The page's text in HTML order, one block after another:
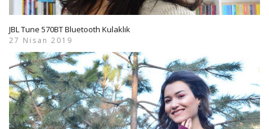
JBL Tune 570BT Bluetooth Kulaklık
27 Nisan 2019